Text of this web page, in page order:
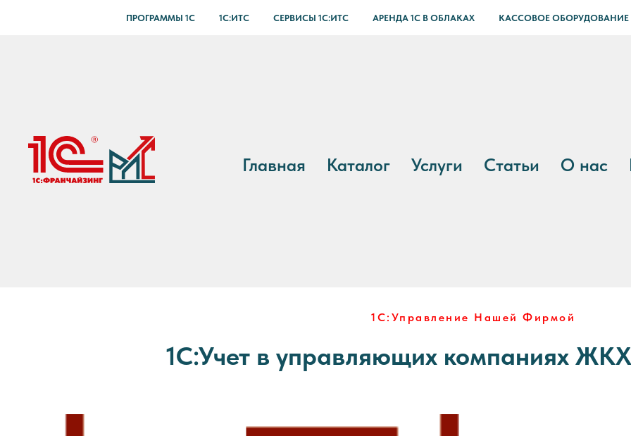
ПРОГРАММЫ 1С 1С:ИТС СЕРВИСЫ 1С:ИТС АРЕНДА 1С В ОБЛАКАХ КАССОВОЕ ОБОРУДОВАНИЕ
Главная Каталог Услуги Статьи О нас
1С:Управление Нашей Фирмой
1С:Учет в управляющих компаниях